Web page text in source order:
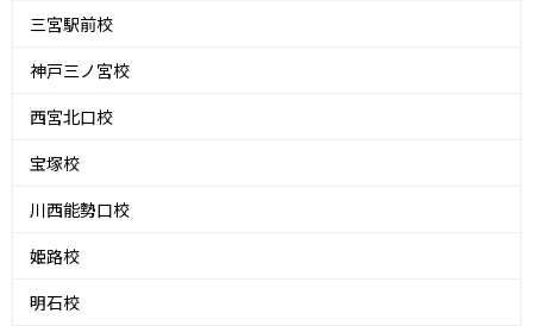
三宮駅前校
神戸三ノ宮校
西宮北口校
宝塚校
川西能勢口校
姫路校
明石校